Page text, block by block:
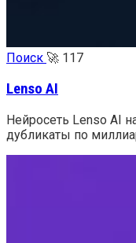
Поиск 🚀 117
Lenso AI
Нейросеть Lenso AI
дубликаты по